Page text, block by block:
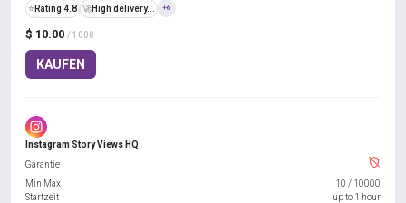
$ 10.00 / 1000
KAUFEN
⭐ Rating 4.8 🚀High delivery... +6
Instagram Story Views HQ
Garantie
Min Max
10 / 10000
Startzeit
up to 1 hour